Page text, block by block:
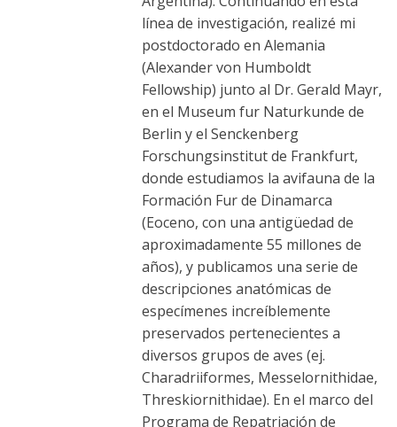
línea de investigación, realizé mi
postdoctorado en Alemania
(Alexander von Humboldt
Fellowship) junto al Dr. Gerald Mayr,
en el Museum fur Naturkunde de
Berlin y el Senckenberg
Forschungsinstitut de Frankfurt,
donde estudiamos la avifauna de la
Formación Fur de Dinamarca
(Eoceno, con una antigüedad de
aproximadamente 55 millones de
años), y publicamos una serie de
descripciones anatómicas de
especímenes increíblemente
preservados pertenecientes a
diversos grupos de aves (ej.
Charadriiformes, Messelornithidae,
Threskiornithidae). En el marco del
Programa de Repatriación de